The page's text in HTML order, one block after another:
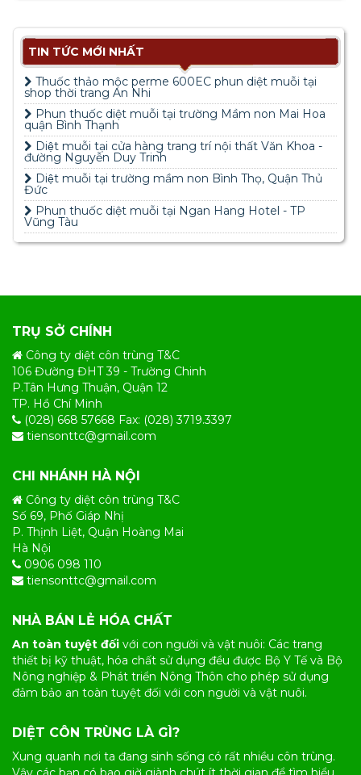
TIN TỨC MỚI NHẤT
Thuốc thảo mộc perme 600EC phun diệt muỗi tại
shop thời trang An Nhi
Phun thuốc diệt muỗi tại trường Mầm non Mai Hoa
quận Bình Thạnh
Diệt muỗi tại cửa hàng trang trí nội thất Văn Khoa -
đường Nguyễn Duy Trinh
Diệt muỗi tại trường mầm non Bình Thọ, Quận Thủ
Đức
Phun thuốc diệt muỗi tại Ngan Hang Hotel - TP
Vũng Tàu
TRỤ SỞ CHÍNH
Công ty diệt côn trùng T&C
106 Đường ĐHT 39 - Trường Chinh
P.Tân Hưng Thuận, Quận 12
TP. Hồ Chí Minh
(028) 668 57668 Fax: (028) 3719.3397
tiensonttc@gmail.com
CHI NHÁNH HÀ NỘI
Công ty diệt côn trùng T&C
Số 69, Phố Giáp Nhị
P. Thịnh Liệt, Quận Hoàng Mai
Hà Nội
0906 098 110
tiensonttc@gmail.com
NHÀ BÁN LẺ HÓA CHẤT
An toàn tuyệt đối với con người và vật nuôi: Các trang
thiết bị kỹ thuật, hóa chất sử dụng đều được Bộ Y Tế và Bộ
Nông nghiệp & Phát triển Nông Thôn cho phép sử dụng
đảm bảo an toàn tuyệt đối với con người và vật nuôi.
DIỆT CÔN TRÙNG LÀ GÌ?
Xung quanh nơi ta đang sinh sống có rất nhiều côn trùng.